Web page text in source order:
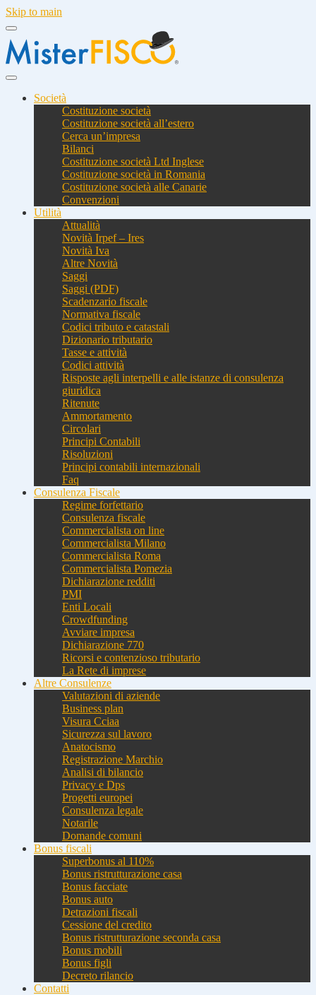
Skip to main
Società
Costituzione società
Costituzione società all’estero
Cerca un’impresa
Bilanci
Costituzione società Ltd Inglese
Costituzione società in Romania
Costituzione società alle Canarie
Convenzioni
Utilità
Attualità
Novità Irpef – Ires
Novità Iva
Altre Novità
Saggi
Saggi (PDF)
Scadenzario fiscale
Normativa fiscale
Codici tributo e catastali
Dizionario tributario
Tasse e attività
Codici attività
Risposte agli interpelli e alle istanze di consulenza
giuridica
Ritenute
Ammortamento
Circolari
Principi Contabili
Risoluzioni
Principi contabili internazionali
Faq
Consulenza Fiscale
Regime forfettario
Consulenza fiscale
Commercialista on line
Commercialista Milano
Commercialista Roma
Commercialista Pomezia
Dichiarazione redditi
PMI
Enti Locali
Crowdfunding
Avviare impresa
Dichiarazione 770
Ricorsi e contenzioso tributario
La Rete di imprese
Altre Consulenze
Valutazioni di aziende
Business plan
Visura Cciaa
Sicurezza sul lavoro
Anatocismo
Registrazione Marchio
Analisi di bilancio
Privacy e Dps
Progetti europei
Consulenza legale
Notarile
Domande comuni
Bonus fiscali
Superbonus al 110%
Bonus ristrutturazione casa
Bonus facciate
Bonus auto
Detrazioni fiscali
Cessione del credito
Bonus ristrutturazione seconda casa
Bonus mobili
Bonus figli
Decreto rilancio
Contatti